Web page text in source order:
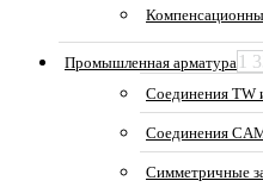
Промышленная арматура 1
Соединения TW
Соединения
Симметричные